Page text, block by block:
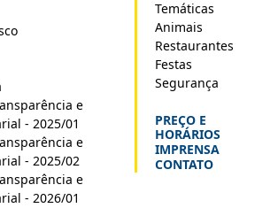
e
- 2025/01
e
- 2025/02
e
- 2026/01
Temáticas
Animais
Restaurantes
Festas
Segurança
PREÇO E
HORÁRIOS
IMPRENSA
CONTATO